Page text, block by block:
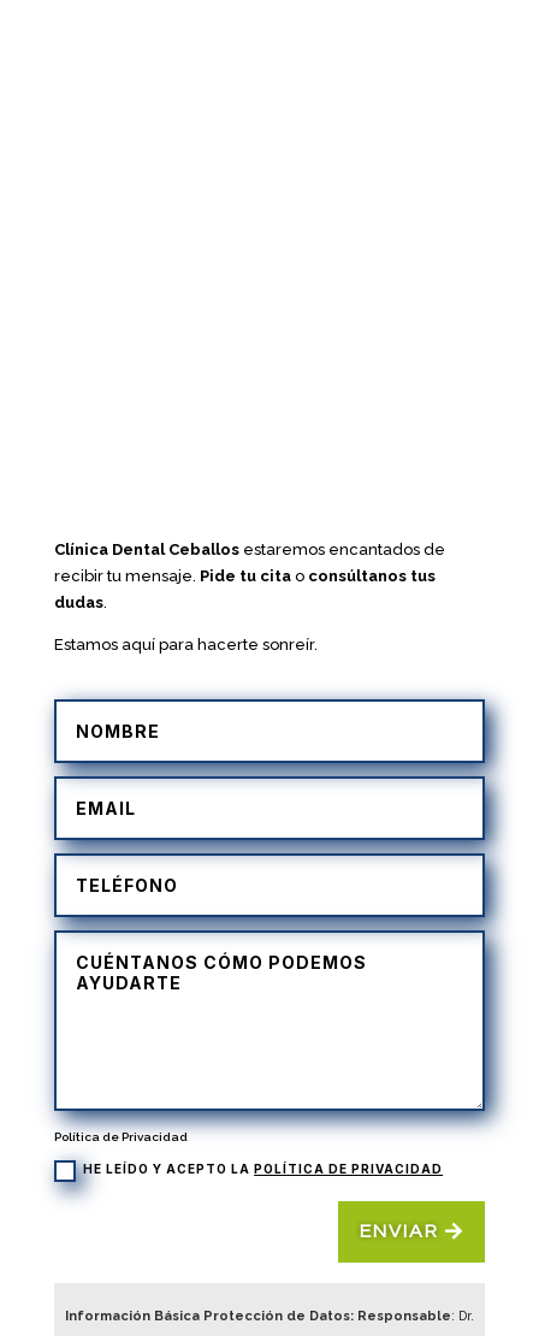
Clínica Dental Ceballosestaremos encantados de
recibir tu mensaje. Pide tu citao consúltanos tus
dudas.
Estamos aquí para hacerte sonreír.
Política de Privacidad
HE LEÍDO Y ACEPTO LA POLÍTICA DE PRIVACIDAD
ENVIAR
Información Básica Protección de Datos: Responsable: Dr.